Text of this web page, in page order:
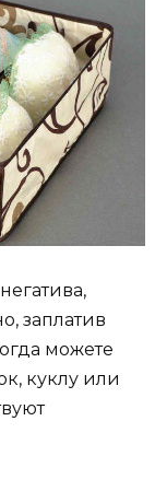
заплатив
можете
куклу или